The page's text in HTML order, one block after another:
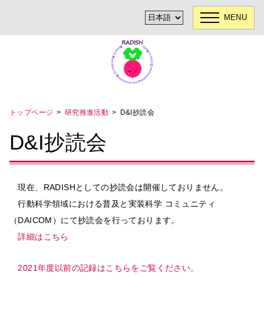
MENU
トップページ 研究推進活動 D&I抄読会
D&I抄読会
現在、RADISHとしての抄読会は開催しておりません。
行動科学領域における普及と実装科学 コミュニティ
（DAICOM）にて抄読会を行っております。
詳細はこちら
2021年度以前の記録はこちらをご覧ください。